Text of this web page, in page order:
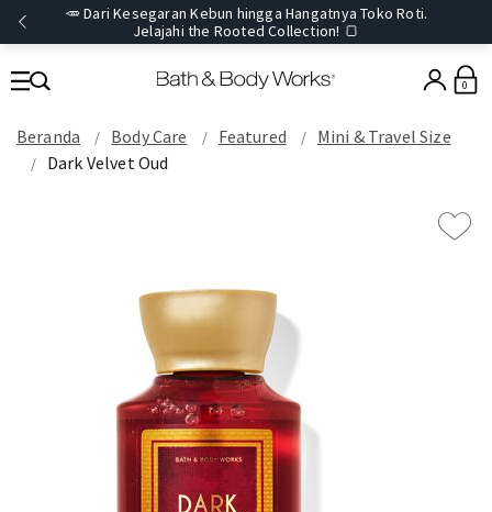
🥕 Dari Kesegaran Kebun hingga Hangatnya Toko Roti.
Jelajahi the Rooted Collection! 🍞
0
Beranda Body Care Featured
Mini & Travel Size
Dark Velvet Oud